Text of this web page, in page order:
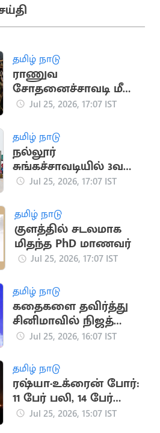
தமிழ் நாடு
ராணுவ
சோதனைச்சாவடி மீது
பயங்கரவாத
பலி
Jul 25, 2026, 17:07 IST
தமிழ் நாடு
நல்லூர்
சுங்கச்சாவடியில் 3வது
முறையாக கட்டணம்
Jul 25, 2026, 17:07 IST
தமிழ் நாடு
குளத்தில் சடலமாக
மிதந்த PhD மாணவர்
Jul 25, 2026, 17:07 IST
தமிழ் நாடு
கதைகளை தவிர்த்து
சினிமாவில் நிஜத்தை
காட்டுங்கள்: உமர்
Jul 25, 2026, 16:07 IST
தமிழ் நாடு
ரஷ்யா-உக்ரைன் போர்:
11 பேர் பலி, 14 பேர்
காயம்
Jul 25, 2026, 15:07 IST